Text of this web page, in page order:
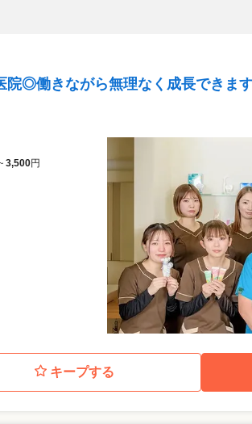
院◎働きながら無理なく成長できま
3,500円
キープする